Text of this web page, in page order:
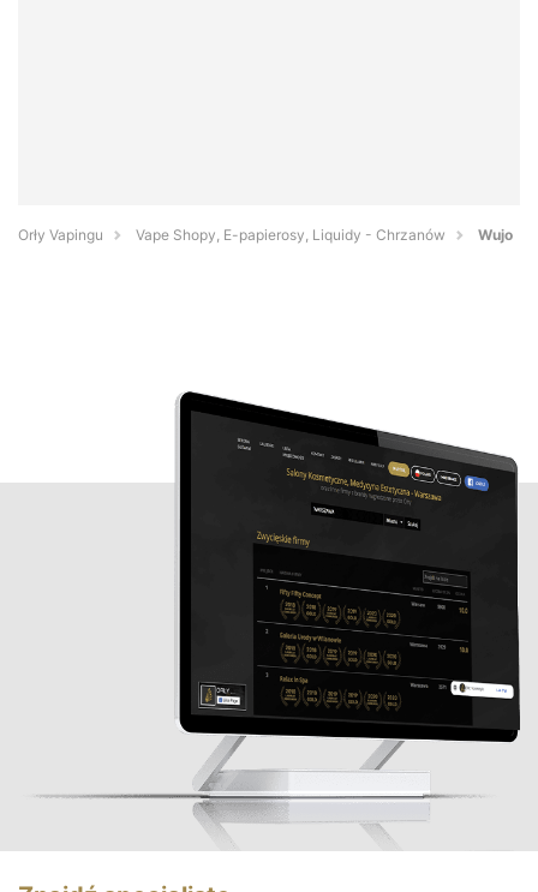
Orły Vapingu Vape Shopy, E-papierosy, Liquidy - Chrzanów Wujo